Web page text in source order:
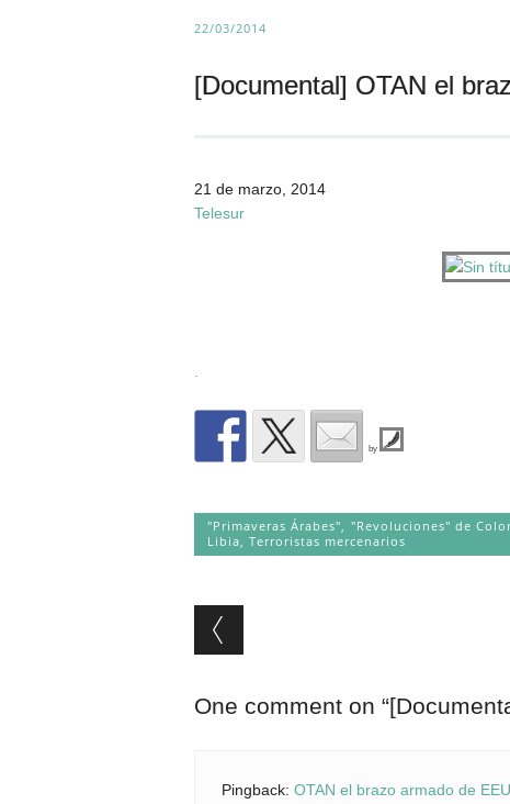
22/03/2014
[Documental] OTAN el
21 de marzo, 2014
Telesur
by
"Primaveras Árabes", "Revoluciones" de
Libia Terroristas mercenarios
Post navigation
One comment on “
Pingback: OTAN el brazo armado de